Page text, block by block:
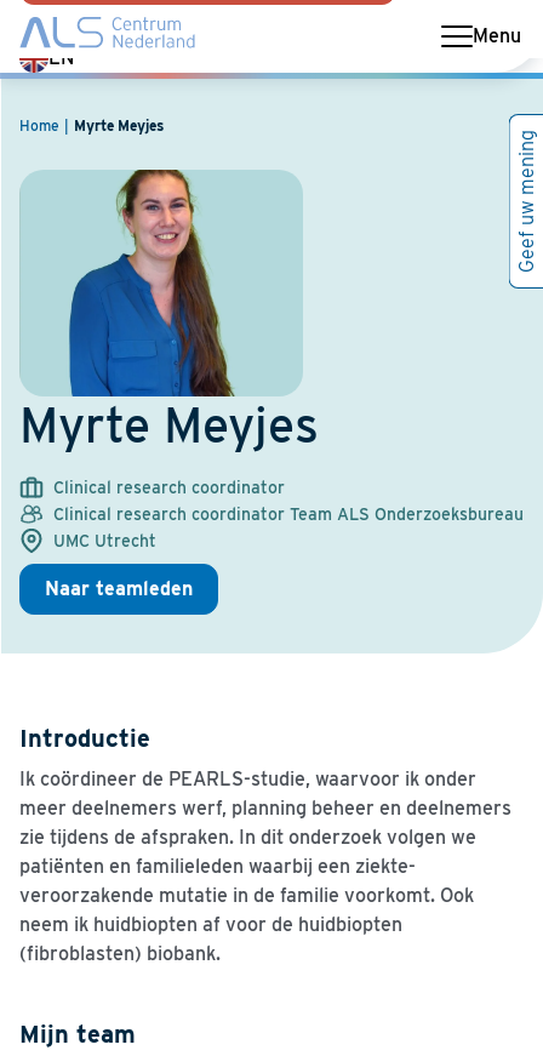
Menu
EN
Switch
language
to
Home Myrte Meyjes
Myrte Meyjes
Clinical research coordinator
Clinical research coordinator Team ALS Onderzoeksbureau
UMC Utrecht
Naar teamleden
Introductie
Ik coördineer de PEARLS-studie, waarvoor ik onder
meer deelnemers werf, planning beheer en deelnemers
zie tijdens de afspraken. In dit onderzoek volgen we
patiënten en familieleden waarbij een ziekte-
veroorzakende mutatie in de familie voorkomt. Ook
neem ik huidbiopten af voor de huidbiopten
(fibroblasten) biobank.
Mijn team
Geef uw mening